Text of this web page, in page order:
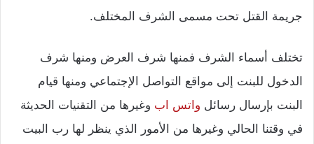
جريمة القتل تحت مسمى الشرف المختلف.
تختلف أسماء الشرف فمنها شرف العرض ومنها شرف
الدخول للبنت إلى مواقع التواصل الإجتماعي ومنها قيام
البنت بإرسال رسائل واتس اب وغيرها من التقنيات الحديثة
في وقتنا الحالي وغيرها من الأمور الذي ينظر لها رب البيت